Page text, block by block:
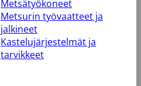
Metsätyökoneet
Metsurin työvaatteet ja
jalkineet
Kastelujärjestelmät ja
tarvikkeet